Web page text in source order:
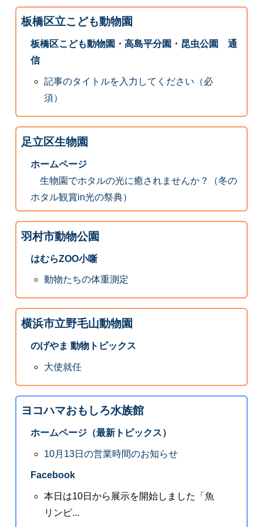
板橋区立こども動物園
板橋区こども動物園・高島平分園・昆虫公園 通
信
記事のタイトルを入力してください（必
須）
足立区生物園
ホームページ
生物園でホタルの光に癒されませんか？（冬の
ホタル観賞in光の祭典）
羽村市動物公園
はむらZOO小噺
動物たちの体重測定
横浜市立野毛山動物園
のげやま 動物トピックス
大使就任
ヨコハマおもしろ水族館
ホームページ（最新トピックス）
10月13日の営業時間のお知らせ
Facebook
本日は10日から展示を開始しました「魚
リンピ...